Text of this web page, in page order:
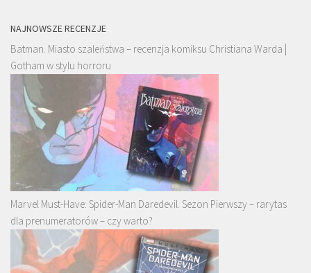
NAJNOWSZE RECENZJE
Batman. Miasto szaleństwa – recenzja komiksu Christiana Warda |
Gotham w stylu horroru
Marvel Must-Have: Spider-Man Daredevil. Sezon Pierwszy – rarytas
dla prenumeratorów – czy warto?